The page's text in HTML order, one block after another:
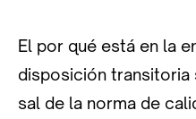
El por qué está en la
disposición
sal de la norma de